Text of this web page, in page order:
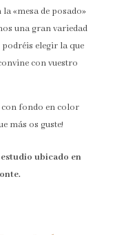
«mesa de posado»
una gran variedad
podréis elegir la que
con vuestro
fondo en color
más os guste!
ubicado en